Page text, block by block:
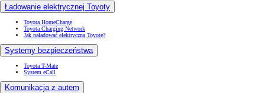
Ładowanie elektrycznej Toyoty
Toyota HomeCharge
Toyota Charging Network
Jak naładować elektryczną Toyotę?
Systemy bezpieczeństwa
Toyota T-Mate
System eCall
Komunikacja z autem